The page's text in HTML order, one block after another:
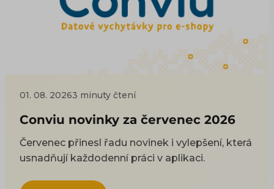
01. 08. 20263 minuty čtení
Conviu novinky za červenec 2026
Červenec přinesl řadu novinek i vylepšení, která
usnadňují každodenní práci v aplikaci.